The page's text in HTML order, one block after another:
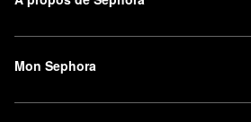
Mon Sephora